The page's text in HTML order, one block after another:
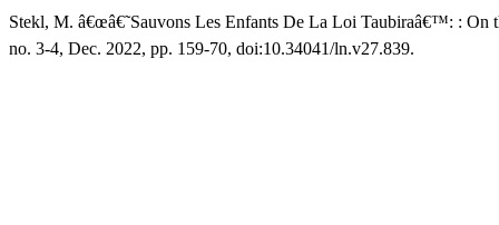
Stekl, M. â€œâ€˜Sauvons Les Enfants De La Loi Taubiraâ€™: : On
no. 3-4, Dec. 2022, pp. 159-70, doi:10.34041/ln.v27.839.